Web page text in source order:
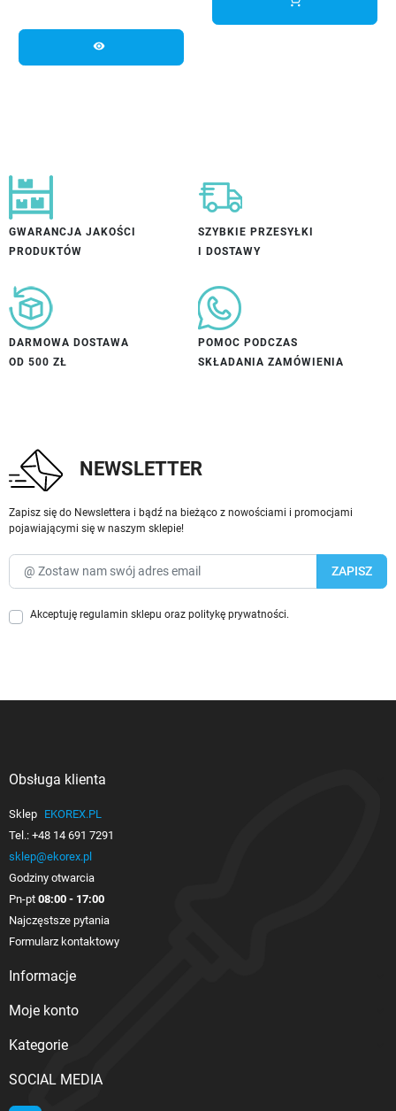
visibility
GWARANCJA JAKOŚCI
PRODUKTÓW
SZYBKIE PRZESYŁKI
I DOSTAWY
DARMOWA DOSTAWA
OD 500 ZŁ
POMOC PODCZAS
SKŁADANIA ZAMÓWIENIA
NEWSLETTER
Zapisz się do Newslettera i bądź na bieżąco z nowościami i promocjami
pojawiającymi się w naszym sklepie!
Akceptuję regulamin sklepu oraz politykę prywatności.
Obsługa klienta
Sklep EKOREX.PL
Tel.: +48 14 691 7291
sklep@ekorex.pl
Godziny otwarcia
Pn-pt 08:00 - 17:00
Najczęstsze pytania
Formularz kontaktowy
Informacje
Moje konto
Kategorie
SOCIAL MEDIA